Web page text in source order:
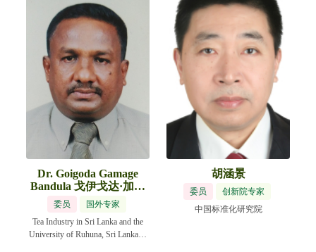
Dr. Goigoda Gamage
Bandula 戈伊戈达·加米
奇·班杜拉
委员
国外专家
Tea Industry in Sri Lanka and the
University of Ruhuna, Sri Lanka斯
胡涵景
委员
创新院专家
中国标准化研究院